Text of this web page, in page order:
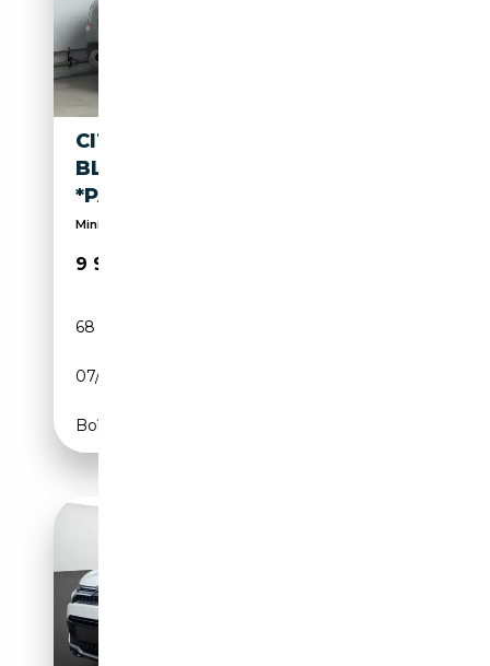
CITROEN C3 AIRCROSS 1.6
BLUEHDI SHINE
*PANO*HUD*CAMERA*
Minimum 12m Europese GOLD garantie
9 990€
68 707 km
07/2018
Boîte manuelle